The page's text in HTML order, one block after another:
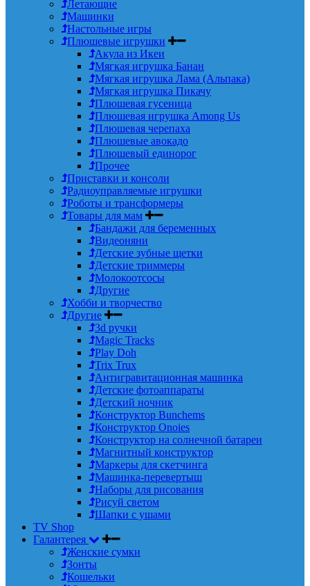
Летающие
Машинки
Настольные игры
Плюшевые игрушки
Акула из Икеи
Мягкая игрушка Банан
Мягкая игрушка Лама (Альпака)
Мягкая игрушка Пикачу
Плюшевая гусеница
Плюшевая игрушка Among Us
Плюшевая черепаха
Плюшевые авокадо
Плюшевый единорог
Прочее
Приставки и консоли
Радиоуправляемые игрушки
Роботы и трансформеры
Товары для мам
Бандажи для беременных
Видеоняни
Детские зубные щетки
Детские триммеры
Молокоотсосы
Другие
Хобби и творчество
Другие
3d ручки
Magic Tracks
Play Doh
Trix Trux
Антигравитационная машинка
Детские фотоаппараты
Детский ночник
Конструктор Bunchems
Конструктор Onoies
Конструктор на солнечной батареи
Магнитный конструктор
Маркеры для скетчинга
Машинка-перевертыш
Наборы для рисования
Рисуй светом
Шапки с ушами
TV Shop
Галантерея
Женские сумки
Зонты
Кошельки